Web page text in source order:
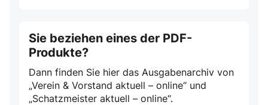
Sie beziehen eines der PDF-
Produkte?
Dann finden Sie hier das Ausgabenarchiv von
„Verein & Vorstand aktuell – online“ und
„Schatzmeister aktuell – online“.